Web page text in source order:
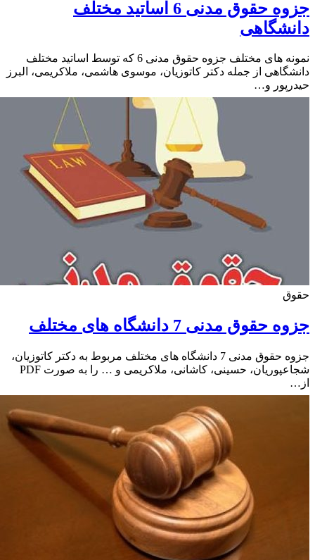
جزوه حقوق مدنی 6 اساتید مختلف
نمونه های مختلف جزوه حقوق مدنی 6 که توسط اساتید مختلف
از جمله دکتر کاتوزیان، موسوی هاشمی، ملاکریمی، البرز
و…
مدنی 7 دانشگاه های مختلف
جزوه حقوق مدنی 7 دانشگاه های مختلف مربوط به دکتر کاتوزیان،
شجاعپوریان، حسینی، کاشانی، ملاکریمی و … را به صورت PDF